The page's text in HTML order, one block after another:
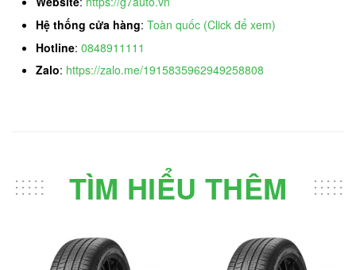
Hệ thống cửa hàng: Toàn quốc (Click để xem)
Hotline: 0848911111
Zalo: https://zalo.me/1915835962949258808
TÌM HIỂU THÊM